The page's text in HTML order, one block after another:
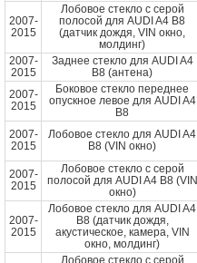
2007-
2015
Лобовое стекло с серой
полосой для AUDI A4 B8
(датчик дождя, VIN окно,
молдинг)
2007-
2015
Заднее стекло для AUDI A4
B8 (антена)
2007-
2015
Боковое стекло переднее
опускное левое для AUDI A4
B8
2007-
2015
Лобовое стекло для AUDI A4
B8 (VIN окно)
2007-
2015
Лобовое стекло с серой
полосой для AUDI A4 B8 (VIN
окно)
2007-
2015
Лобовое стекло для AUDI A4
B8 (датчик дождя,
акустическое, камера, VIN
окно, молдинг)
Лобовое стекло с серой